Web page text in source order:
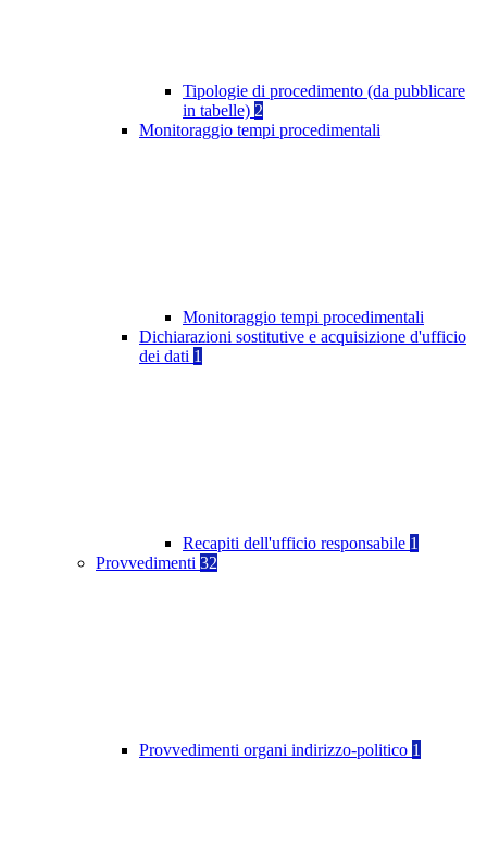
Tipologie di procedimento (da pubblicare
in tabelle) 2
Monitoraggio tempi procedimentali
Monitoraggio tempi procedimentali
Dichiarazioni sostitutive e acquisizione d'ufficio
dei dati 1
Recapiti dell'ufficio responsabile 1
Provvedimenti 32
Provvedimenti organi indirizzo-politico 1